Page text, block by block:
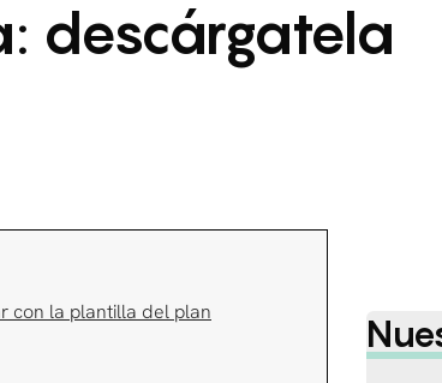
descárgatela
con la plantilla del plan